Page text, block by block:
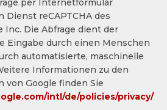
per Internetformular
Dienst reCAPTCHA des
Inc. Die Abfrage dient der
Eingabe durch einen Menschen
automatisierte, maschinelle
Informationen zu den
Google finden Sie
intl/de/policies/privacy/